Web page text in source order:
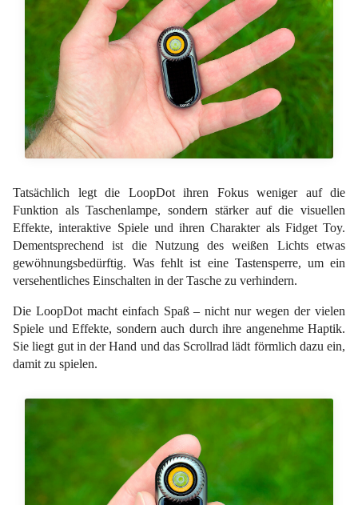
Tatsächlich legt die LoopDot ihren Fokus weniger auf die
Funktion als Taschenlampe, sondern stärker auf die visuellen
Effekte, interaktive Spiele und ihren Charakter als Fidget Toy.
Dementsprechend ist die Nutzung des weißen Lichts etwas
gewöhnungsbedürftig. Was fehlt ist eine Tastensperre, um ein
versehentliches Einschalten in der Tasche zu verhindern.
Die LoopDot macht einfach Spaß – nicht nur wegen der vielen
Spiele und Effekte, sondern auch durch ihre angenehme Haptik.
Sie liegt gut in der Hand und das Scrollrad lädt förmlich dazu ein,
damit zu spielen.